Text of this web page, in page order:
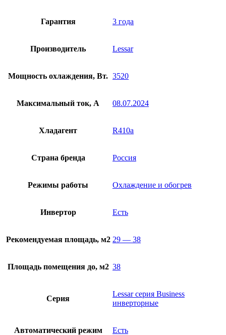
Гарантия 3 года
Производитель Lessar
Мощность охлаждения, Вт. 3520
Максимальный ток, А 08.07.2024
Хладагент R410a
Страна бренда Россия
Режимы работы Охлаждение и обогрев
Инвертор Есть
Рекомендуемая площадь, м2 29 — 38
Площадь помещения до, м2 38
Серия
Lessar серия Business
инверторные
Автоматический режим Есть